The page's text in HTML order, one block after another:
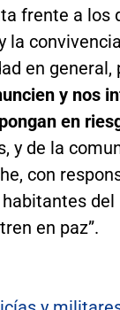
frente a los
la
en general,
y nos
en
y de la
con
en paz”.